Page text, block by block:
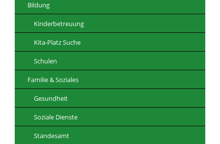
Bildung
Kinderbetreuung
Kita-Platz Suche
Schulen
Familie & Soziales
Gesundheit
Soziale Dienste
Standesamt